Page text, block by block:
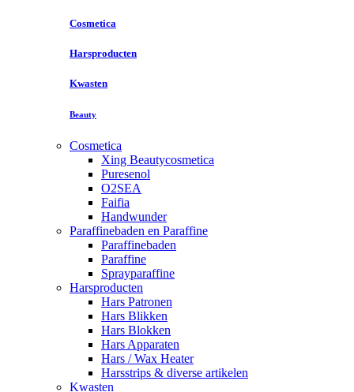
Cosmetica
Harsproducten
Kwasten
Beauty
Cosmetica
Xing Beautycosmetica
Puresenol
O2SEA
Faifia
Handwunder
Paraffinebaden en Paraffine
Paraffinebaden
Paraffine
Sprayparaffine
Harsproducten
Hars Patronen
Hars Blikken
Hars Blokken
Hars Apparaten
Hars / Wax Heater
Harsstrips & diverse artikelen
Kwasten